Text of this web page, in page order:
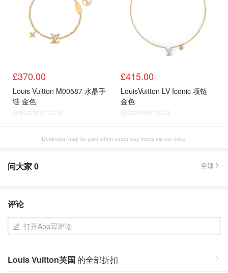
£370.00
Louis Vuitton M00587 水晶手
链 金色
@dealmoon.co.uk
£415.00
LouisVuitton LV Iconic 项链
金色
@dealmoon.co.uk
Dealmoon may be paid when users buy items via our links.
问大家0 全部
评论
打开App写评论
Louis Vuitton英国 的全部折扣